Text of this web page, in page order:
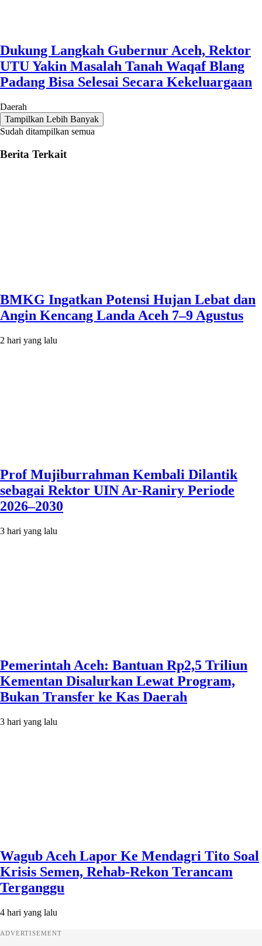
Dukung Langkah Gubernur Aceh, Rektor
UTU Yakin Masalah Tanah Waqaf Blang
Padang Bisa Selesai Secara Kekeluargaan
Daerah
Tampilkan Lebih Banyak
Sudah ditampilkan semua
Berita Terkait
BMKG Ingatkan Potensi Hujan Lebat dan
Angin Kencang Landa Aceh 7–9 Agustus
2 hari yang lalu
Prof Mujiburrahman Kembali Dilantik
sebagai Rektor UIN Ar-Raniry Periode
2026–2030
3 hari yang lalu
Pemerintah Aceh: Bantuan Rp2,5 Triliun
Kementan Disalurkan Lewat Program,
Bukan Transfer ke Kas Daerah
3 hari yang lalu
Wagub Aceh Lapor Ke Mendagri Tito Soal
Krisis Semen, Rehab-Rekon Terancam
Terganggu
4 hari yang lalu
ADVERTISEMENT